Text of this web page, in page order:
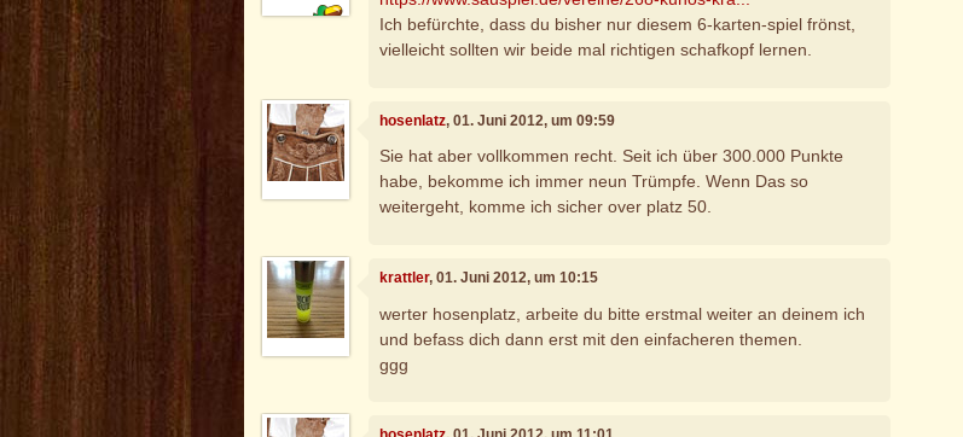
Ich befürchte, dass du bisher nur diesem 6-karten-spiel frönst,
vielleicht sollten wir beide mal richtigen schafkopf lernen.
hosenlatz, 01. Juni 2012, um 09:59
Sie hat aber vollkommen recht. Seit ich über 300.000 Punkte
habe, bekomme ich immer neun Trümpfe. Wenn Das so
weitergeht, komme ich sicher over platz 50.
krattler, 01. Juni 2012, um 10:15
werter hosenplatz, arbeite du bitte erstmal weiter an deinem ich
und befass dich dann erst mit den einfacheren themen.
ggg